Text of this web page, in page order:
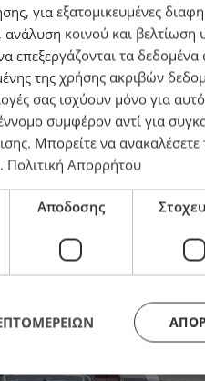
από ΤΟΜ
για εξατομικευμένες
ανάλυση κοινού και βελτίωση
επεξεργάζονται τα
της χρήσης ακριβών
σας ισχύουν μόνο για
συμφέρον αντί για
. Μπορείτε να
. Πολιτική Απορρήτου
Αποδοσης